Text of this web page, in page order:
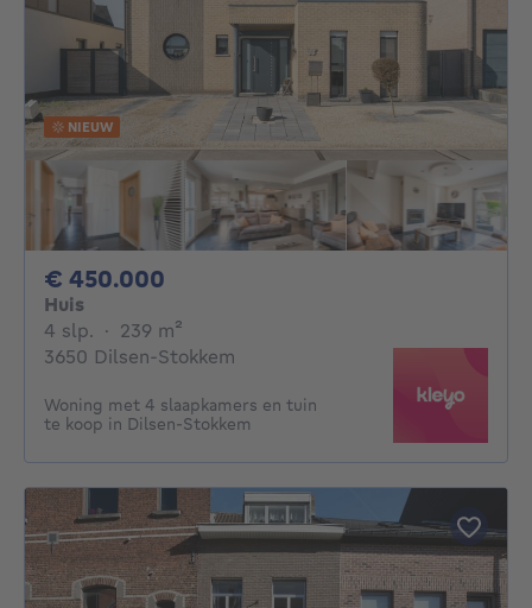
NIEUW
€ 450.000
Huis
4 slp. 4 slaapkamers
· 239 m²
3650 Dilsen-Stokkem
Woning met 4 slaapkamers en tuin
te koop in Dilsen-Stokkem